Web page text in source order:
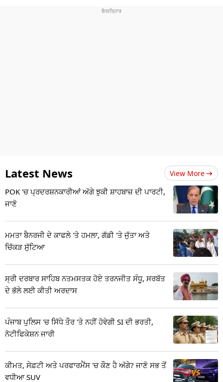
Latest News View More
POK 'ਚ ਪ੍ਰਦਰਸ਼ਨਕਾਰੀਆਂ ਅੱਗੇ ਝੁਕੀ ਸ਼ਾਹਬਾਜ਼ ਦੀ ਪਾਰਟੀ,
ਜਾਣੋ
ਮਮਤਾ ਬੈਨਰਜੀ ਦੇ ਕਾਫਲੇ 'ਤੇ ਹਮਲਾ, ਗੱਡੀ 'ਤੇ ਜੁੱਤਾ ਅਤੇ
ਚਿੱਕੜ ਸੁੱਟਿਆ
ਸ੍ਰੀ ਦਰਬਾਰ ਸਾਹਿਬ ਨਤਮਸਤਕ ਹੋਏ ਤਰਨਜੀਤ ਸੰਧੂ, ਸਰਬੱਤ
ਦੇ ਭੱਲੇ ਲਈ ਕੀਤੀ ਅਰਦਾਸ
ਪੰਜਾਬ ਪੁਲਿਸ 'ਚ ਸਿੱਧੇ ਤੌਰ 'ਤੇ ਨਹੀਂ ਹੋਵੇਗੀ SI ਦੀ ਭਰਤੀ,
ਨੋਟੀਫਿਕੇਸ਼ਨ ਜਾਰੀ
ਕੀਮਤ, ਸੇਫ਼ਟੀ ਅਤੇ ਪਰਫਾਰਮੈਂਸ 'ਚ ਕੌਣ ਹੈ ਅੱਗੇ? ਜਾਣੋ ਸਭ ਤੋਂ
ਵਧੀਆ SUV